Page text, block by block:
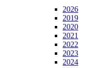
2026
2019
2020
2021
2022
2023
2024